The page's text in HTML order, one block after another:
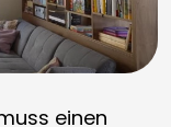
einen